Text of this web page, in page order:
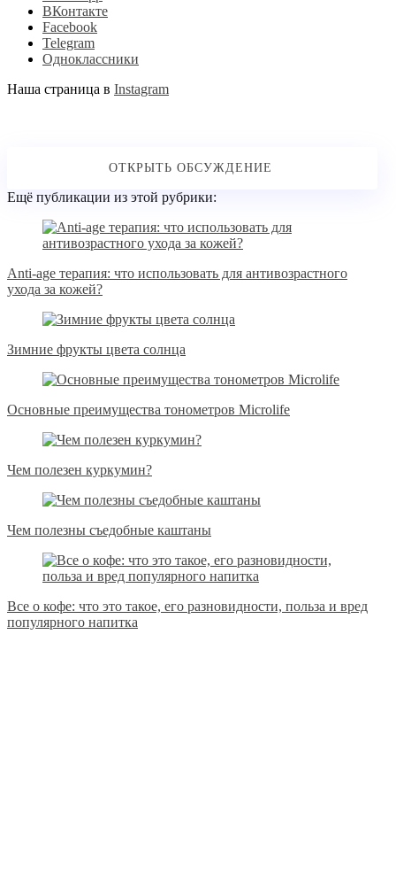
ВКонтакте
Facebook
Telegram
Одноклассники
Наша страница в Instagram
Ещё публикации из этой рубрики:
Anti-age терапия: что использовать для антивозрастного
ухода за кожей?
Зимние фрукты цвета солнца
Основные преимущества тонометров Microlife
Чем полезен куркумин?
Чем полезны съедобные каштаны
Все о кофе: что это такое, его разновидности, польза и вред
популярного напитка